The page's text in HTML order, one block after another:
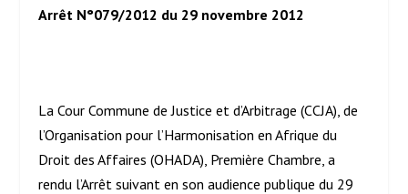
Arrêt N°079/2012 du 29 novembre 2012
La Cour Commune de Justice et d’Arbitrage (CCJA), de
l’Organisation pour l’Harmonisation en Afrique du
Droit des Affaires (OHADA), Première Chambre, a
rendu l’Arrêt suivant en son audience publique du 29